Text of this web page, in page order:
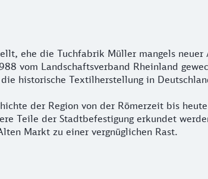
ehe die Tuchfabrik Müller mangels
vom Landschaftsverband Rheinland
historische Textilherstellung in
der Region von der Römerzeit bis
Teile der Stadtbefestigung erkundet
Markt zu einer vergnüglichen Rast.